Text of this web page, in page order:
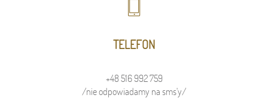
TELEFON
+48 516 992 759
/nie odpowiadamy na sms'y/